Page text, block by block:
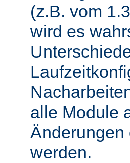
(z.B. vom
wird es
alle Module
Änderungen
werden.